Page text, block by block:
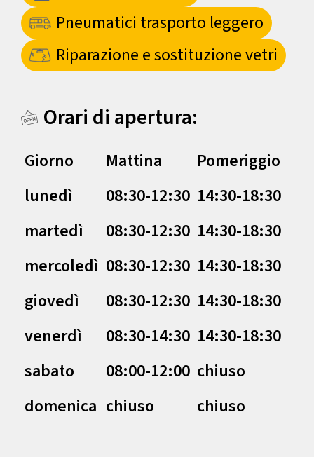
Pneumatici trasporto leggero
Riparazione e sostituzione vetri
Orari di apertura:
Giorno Mattina
Pomeriggio
lunedì
08:30-12:30 14:30-18:30
martedì
08:30-12:30 14:30-18:30
mercoledì 08:30-12:30 14:30-18:30
giovedì
08:30-12:30 14:30-18:30
venerdì
08:30-14:30 14:30-18:30
sabato
08:00-12:00 chiuso
domenica chiuso chiuso